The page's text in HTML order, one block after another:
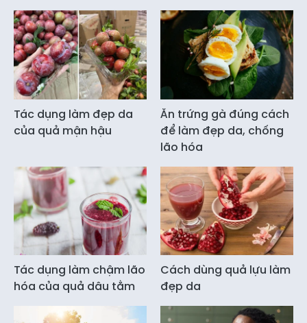
Tác dụng làm đẹp da
của quả mận hậu
Ăn trứng gà đúng cách
để làm đẹp da, chống
lão hóa
Tác dụng làm chậm lão
hóa của quả dâu tằm
Cách dùng quả lựu làm
đẹp da